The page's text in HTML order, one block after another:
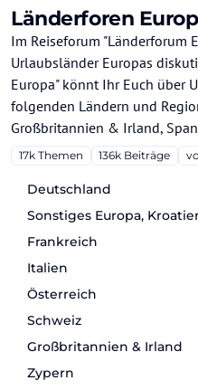
Länderforen
Im Reiseforum "Länderforum
Urlaubsländer Europas
Europa" könnt Ihr Euch über
folgenden Ländern und
Großbritannien & Irland,
Menorca, Formentera,
Costa de la Luz, Costa del
Städtereisen Spanien,
Inseln, Kos, Kreta, Rhodos, Kroatien, Bulgarien, Portugal,
Schweden, Russland, Italien,
Berlin, Österreich,
Nordzypern.
17k Themen 136k Beiträge
Deutschland
Sonstiges Europa,
Frankreich
Italien
Österreich
Schweiz
Großbritannien & Irland
Zypern